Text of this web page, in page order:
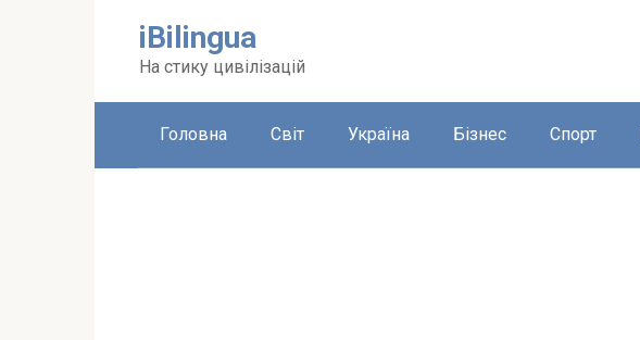
iBilingua
На стику цивілізацій
Головна Світ Україна Бізнес Спорт